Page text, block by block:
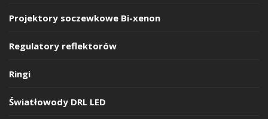
Projektory soczewkowe Bi-xenon
Regulatory reflektorów
Ringi
Światłowody DRL LED